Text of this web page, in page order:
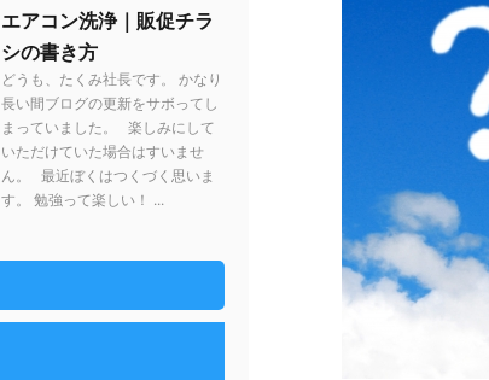
エアコン洗浄｜販促チラ
シの書き方
どうも、たくみ社長です。 かなり
長い間ブログの更新をサボってし
まっていました。 楽しみにして
いただけていた場合はすいませ
ん。 最近ぼくはつくづく思いま
す。 勉強って楽しい！ ...